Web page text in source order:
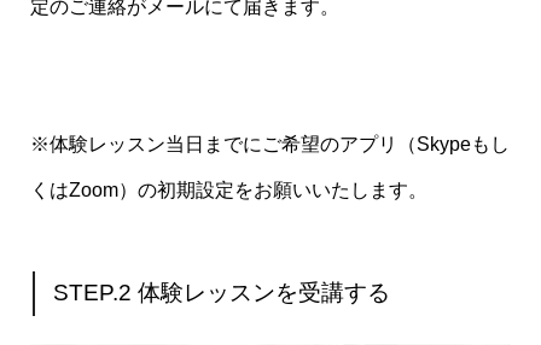
定のご連絡がメールにて届きます。
※体験レッスン当日までにご希望のアプリ（Skypeもし
くはZoom）の初期設定をお願いいたします。
STEP.2 体験レッスンを受講する